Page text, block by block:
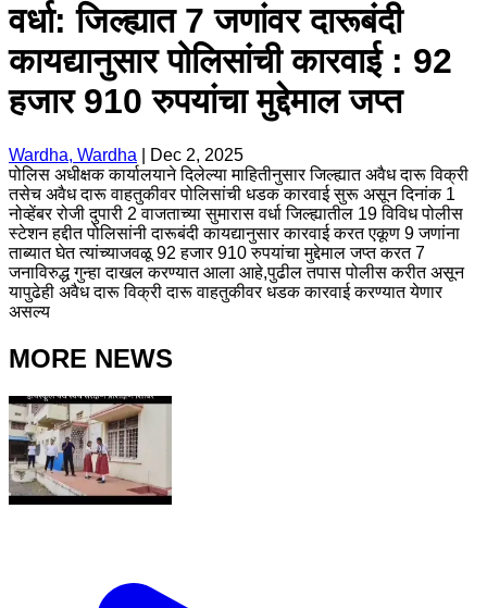
वर्धा: जिल्ह्यात 7 जणांवर दारूबंदी
कायद्यानुसार पोलिसांची कारवाई : 92
हजार 910 रुपयांचा मुद्देमाल जप्त
Wardha, Wardha
Dec 2, 2025
पोलिस अधीक्षक कार्यालयाने दिलेल्या माहितीनुसार जिल्ह्यात अवैध दारू विक्री
तसेच अवैध दारू वाहतुकीवर पोलिसांची धडक कारवाई सुरू असून दिनांक 1
नोव्हेंबर रोजी दुपारी 2 वाजताच्या सुमारास वर्धा जिल्ह्यातील 19 विविध पोलीस
स्टेशन हद्दीत पोलिसांनी दारूबंदी कायद्यानुसार कारवाई करत एकूण 9 जणांना
ताब्यात घेत त्यांच्याजवळू 92 हजार 910 रुपयांचा मुद्देमाल जप्त करत 7
जनाविरुद्ध गुन्हा दाखल करण्यात आला आहे,पुढील तपास पोलीस करीत असून
यापुढेही अवैध दारू विक्री दारू वाहतुकीवर धडक कारवाई करण्यात येणार
असल्य
MORE NEWS